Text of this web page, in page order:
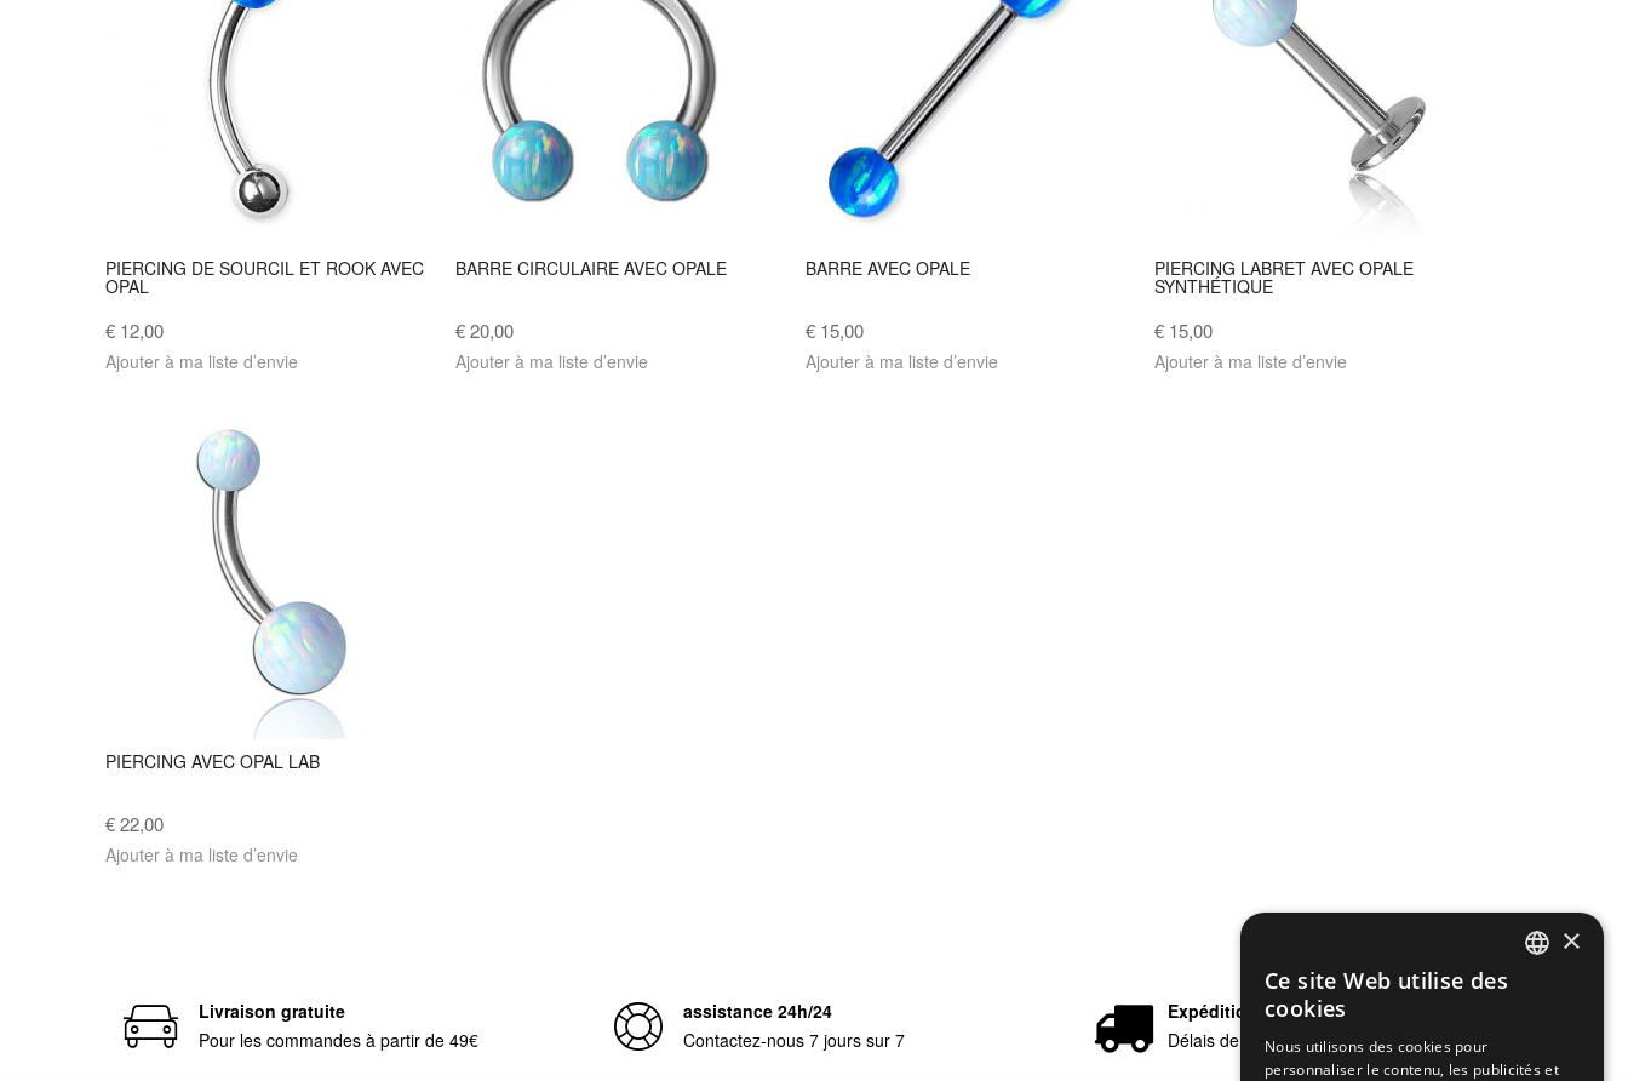
PIERCING DE SOURCIL ET ROOK AVEC
OPAL
€ 12,00
Ajouter à ma liste d’envie
BARRE CIRCULAIRE AVEC OPALE
€ 20,00
Ajouter à ma liste d’envie
BARRE AVEC OPALE
€ 15,00
Ajouter à ma liste d’envie
PIERCING LABRET AVEC OPALE
SYNTHÉTIQUE
€ 15,00
Ajouter à ma liste d’envie
PIERCING AVEC OPAL LAB
€ 22,00
Ajouter à ma liste d’envie
Livraison gratuite
Pour les commandes à partir de 49€
assistance 24h/24
Contactez-nous 7 jours sur 7
Expédition rapide
Délais de livraison en 24/48 heures
ITALIAN
×
Ce site Web utilise des
cookies
Nous utilisons des cookies pour
personnaliser le contenu, les publicités et